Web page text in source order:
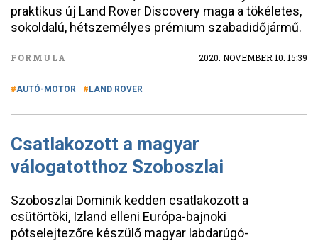
praktikus új Land Rover Discovery maga a tökéletes,
sokoldalú, hétszemélyes prémium szabadidőjármű.
FORMULA 2020. NOVEMBER 10. 15:39
AUTÓ-MOTOR LAND ROVER
Csatlakozott a magyar
válogatotthoz Szoboszlai
Szoboszlai Dominik kedden csatlakozott a
csütörtöki, Izland elleni Európa-bajnoki
pótselejtezőre készülő magyar labdarúgó-